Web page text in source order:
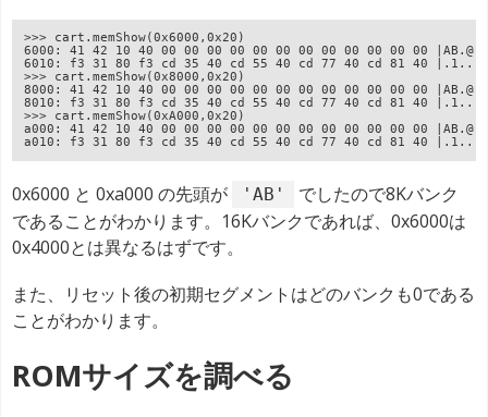
>>> cart.memShow(0x6000,0x20)
6000: 41 42 10 40 00 00 00 00 00 00 00 00 00 00 00 00
6010: f3 31 80 f3 cd 35 40 cd 55 40 cd 77 40 cd 81 40
>>> cart.memShow(0x8000,0x20)
8000: 41 42 10 40 00 00 00 00 00 00 00 00 00 00 00 00
8010: f3 31 80 f3 cd 35 40 cd 55 40 cd 77 40 cd 81 40
>>> cart.memShow(0xA000,0x20)
a000: 41 42 10 40 00 00 00 00 00 00 00 00 00 00 00 00
a010: f3 31 80 f3 cd 35 40 cd 55 40 cd 77 40 cd 81 40
0x6000 と 0xa000 の先頭が 'AB'
でしたので8Kバンク
であることがわかります。16Kバンクであれば、0x6000は
0x4000とは異なるはずです。
また、リセット後の初期セグメントはどのバンクも0である
ことがわかります。
ROMサイズを調べる